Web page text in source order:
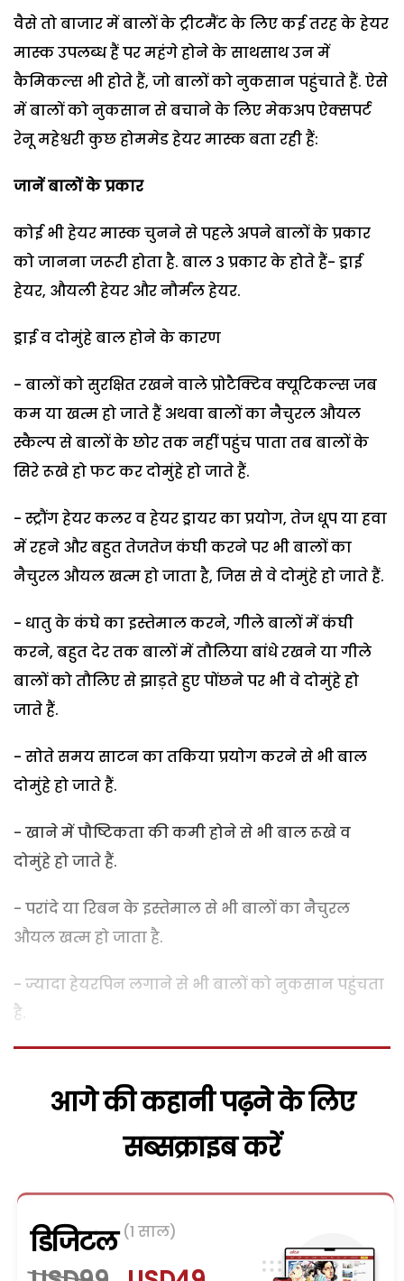
वैसे तो बाजार में बालों के ट्रीटमैंट के लिए कई तरह के हेयर
मास्क उपलब्ध हैं पर महंगे होने के साथसाथ उन में
कैमिकल्स भी होते हैं, जो बालों को नुकसान पहुंचाते हैं. ऐसे
में बालों को नुकसान से बचाने के लिए मेकअप ऐक्सपर्ट
रेनू महेश्वरी कुछ होममेड हेयर मास्क बता रही हैं:
जानें बालों के प्रकार
कोई भी हेयर मास्क चुनने से पहले अपने बालों के प्रकार
को जानना जरूरी होता है. बाल 3 प्रकार के होते हैं- ड्राई
हेयर, औयली हेयर और नौर्मल हेयर.
ड्राई व दोमुंहे बाल होने के कारण
- बालों को सुरक्षित रखने वाले प्रोटैक्टिव क्यूटिकल्स जब
कम या खत्म हो जाते हैं अथवा बालों का नैचुरल औयल
स्कैल्प से बालों के छोर तक नहीं पहुंच पाता तब बालों के
सिरे रूखे हो फट कर दोमुंहे हो जाते हैं.
- स्ट्रौंग हेयर कलर व हेयर ड्रायर का प्रयोग, तेज धूप या हवा
में रहने और बहुत तेजतेज कंघी करने पर भी बालों का
नैचुरल औयल खत्म हो जाता है, जिस से वे दोमुंहे हो जाते हैं.
- धातु के कंघे का इस्तेमाल करने, गीले बालों में कंघी
करने, बहुत देर तक बालों में तौलिया बांधे रखने या गीले
बालों को तौलिए से झाड़ते हुए पोंछने पर भी वे दोमुंहे हो
जाते हैं.
- सोते समय साटन का तकिया प्रयोग करने से भी बाल
दोमुंहे हो जाते हैं.
- खाने में पौष्टिकता की कमी होने से भी बाल रूखे व
दोमुंहे हो जाते हैं.
- परांदे या रिबन के इस्तेमाल से भी बालों का नैचुरल
औयल खत्म हो जाता है.
- ज्यादा हेयरपिन लगाने से भी बालों को नुकसान पहुंचता
है.
आगे की कहानी पढ़ने के लिए
सब्सक्राइब करें
डिजिटल (1 साल)